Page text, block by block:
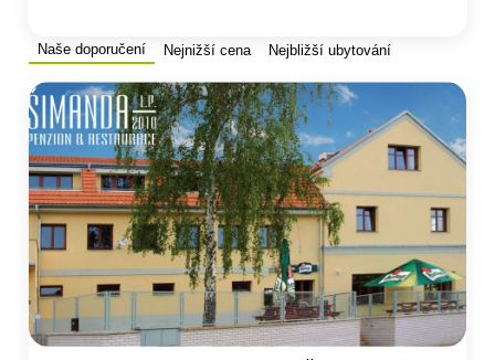
Naše doporučení Nejnižší cena Nejbližší ubytování